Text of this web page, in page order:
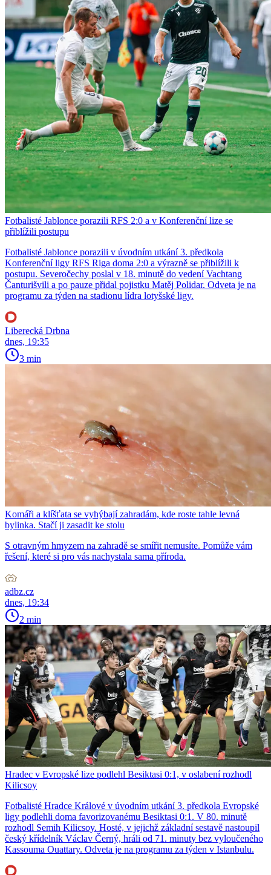
Fotbalisté Jablonce porazili RFS 2:0 a v Konferenční lize se
přiblížili postupu
Fotbalisté Jablonce porazili v úvodním utkání 3. předkola
Konferenční ligy RFS Riga doma 2:0 a výrazně se přiblížili k
postupu. Severočechy poslal v 18. minutě do vedení Vachtang
Čanturišvili a po pauze přidal pojistku Matěj Polidar. Odveta je na
programu za týden na stadionu lídra lotyšské ligy.
Liberecká Drbna
dnes, 19:35
3 min
Komáři a klíšťata se vyhýbají zahradám, kde roste tahle levná
bylinka. Stačí ji zasadit ke stolu
S otravným hmyzem na zahradě se smířit nemusíte. Pomůže vám
řešení, které si pro vás nachystala sama příroda.
adbz.cz
dnes, 19:34
2 min
Hradec v Evropské lize podlehl Besiktasi 0:1, v oslabení rozhodl
Kilicsoy
Fotbalisté Hradce Králové v úvodním utkání 3. předkola Evropské
ligy podlehli doma favorizovanému Besiktasi 0:1. V 80. minutě
rozhodl Semih Kilicsoy. Hosté, v jejichž základní sestavě nastoupil
český křídelník Václav Černý, hráli od 71. minuty bez vyloučeného
Kassouma Ouattary. Odveta je na programu za týden v Istanbulu.